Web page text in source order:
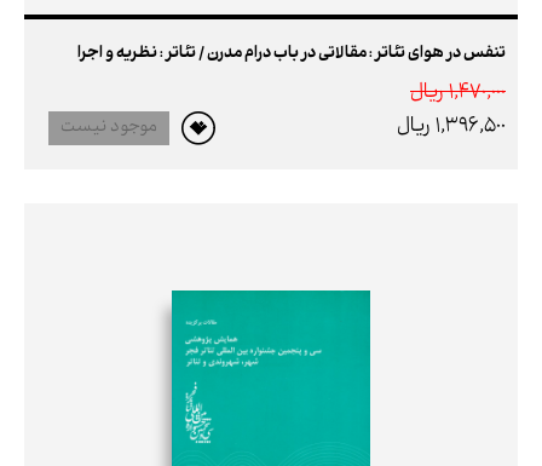
تنفس در هوای تئاتر : مقالاتی در باب درام مدرن / تئاتر : نظریه و اجرا
1,470,000 ريال
1,396,500 ريال
موجود نیست